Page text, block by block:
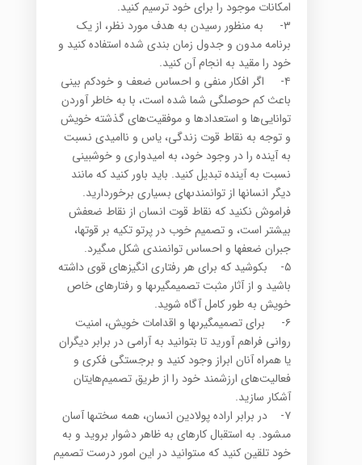
امکانات موجود را برای خود ترسیم کنید.
۳- به منظور رسیدن به هدف مورد نظر، از یک
برنامه مدون و جدول زمان بندی شده استفاده کنید و
خود را مقید به انجام آن کنید.
۴- اگر افکار منفی و احساس ضعف و خودکم بینی
باعث کم حوصلگی شما شده است، با به خاطر آوردن
توانایی‌ها و استعدادها و موفقیت‌های گذشته خویش
و توجه به نقاط قوت زندگی، یاس و ناامیدی نسبت
به آینده را در وجود خود، به امیدواری و خوشبینی
نسبت به آینده تبدیل کنید. باید باور کنید که مانند
دیگر انسان‏ها از توانمندى‏هاى بسیاری برخوردارید.
فراموش نکنید که نقاط قوت انسان از نقاط ضعفش
بیشتر است، و تصمیم خوب در پرتو تکیه بر قوت‏ها،
جبران ضعف‏ها و احساس توانمندى شکل مى‏گیرد.
۵- بکوشید که براى هر رفتارى انگیزه‏اى قوى داشته
باشید و از آثار مثبت تصمیم‏گیرى‏ها و رفتارهاى خاص
خویش به طور کامل آگاه شوید.
۶- براى تصمیم‏گیرى‏ها و اقدامات خویش، امنیت
روانى فراهم آورید تا بتوانید به آرامى در برابر دیگران
یا همراه آنان ابراز وجود کنید و برجستگى فکرى و
فعالیت‌های ارزشمند خود را از طریق تصمیم‌هایتان
آشکار سازید.
۷- در برابر اراده پولادین انسان، همه سختى‏ها آسان
مى‏شود. به استقبال کارهاى به ظاهر دشوار بروید و به
خود تلقین کنید که مى‏توانید در این امور درست تصمیم